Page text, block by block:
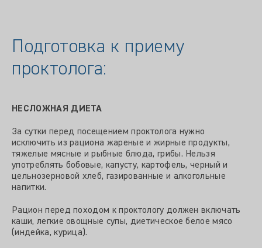
Подготовка к приему
проктолога:
НЕСЛОЖНАЯ ДИЕТА
За сутки перед посещением проктолога нужно
исключить из рациона жареные и жирные продукты,
тяжелые мясные и рыбные блюда, грибы. Нельзя
употреблять бобовые, капусту, картофель, черный и
цельнозерновой хлеб, газированные и алкогольные
напитки.
Рацион перед походом к проктологу должен включать
каши, легкие овощные супы, диетическое белое мясо
(индейка, курица).